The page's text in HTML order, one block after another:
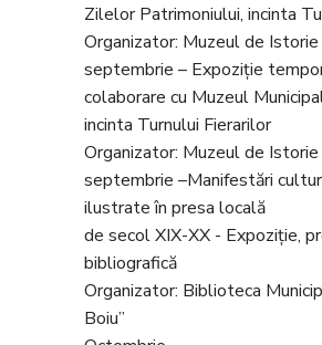
Zilelor Patrimoniului, incinta
Organizator: Muzeul de Istorie
septembrie – Expoziție
colaborare cu Muzeul
incinta Turnului Fierarilor
Organizator: Muzeul de Istorie
septembrie –Manifestări
ilustrate în presa locală
de secol XIX-XX - Expoziție,
bibliografică
Organizator: Biblioteca
Boiu”